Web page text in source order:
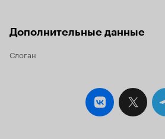
Дополнительные данные
Слоган